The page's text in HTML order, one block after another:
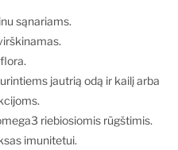
sąnariams.
jautrią odą ir kailį arba
riebiosiomis rūgštimis.
imunitetui.